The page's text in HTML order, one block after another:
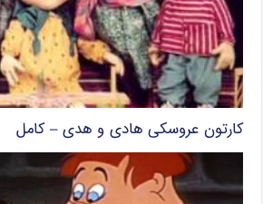
کارتون عروسکی هادی و هدی – کامل